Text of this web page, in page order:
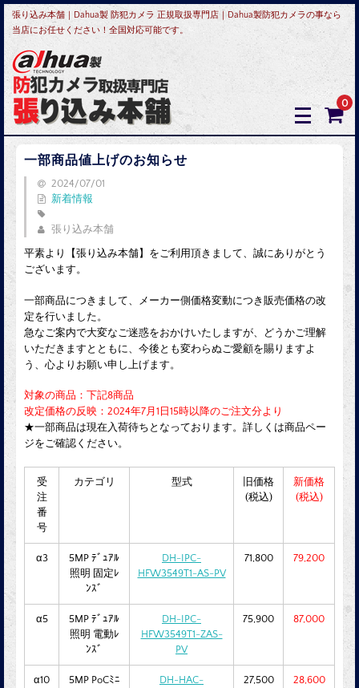
張り込み本舗｜Dahua製 防犯カメラ 正規取扱専門店｜Dahua製防犯カメラの事なら
当店にお任せください！全国対応可能です。
0
一部商品値上げのお知らせ
2024/07/01
新着情報
張り込み本舗
平素より【張り込み本舗】をご利用頂きまして、誠にありがとう
ございます。
一部商品につきまして、メーカー側価格変動につき販売価格の改
定を行いました。
急なご案内で大変なご迷惑をおかけいたしますが、どうかご理解
いただきますとともに、今後とも変わらぬご愛顧を賜りますよ
う、心よりお願い申し上げます。
対象の商品：下記8商品
改定価格の反映：2024年7月1日15時以降のご注文分より
★一部商品は現在入荷待ちとなっております。詳しくは商品ペー
ジをご確認ください。
受
注
番
号
カテゴリ 型式
旧価格
(税込)
新価格
(税込)
α3
5MP ﾃﾞｭｱﾙ
照明 固定ﾚ
ﾝｽﾞ
DH-IPC-
HFW3549T1-AS-PV
71,800 79,200
α5
5MP ﾃﾞｭｱﾙ
照明 電動ﾚ
ﾝｽﾞ
DH-IPC-
HFW3549T1-ZAS-
PV
75,900 87,000
α10
5MP PoCﾐﾆ
DH-HAC-
27,500 28,600